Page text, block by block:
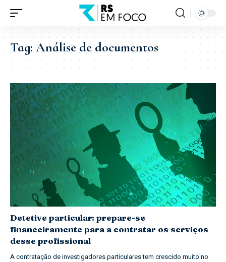
Tag:Análise de documentos
Detetive particular: prepare-se
financeiramente para a contratar os serviços
desse profissional
A contratação de investigadores particulares tem crescido muito no